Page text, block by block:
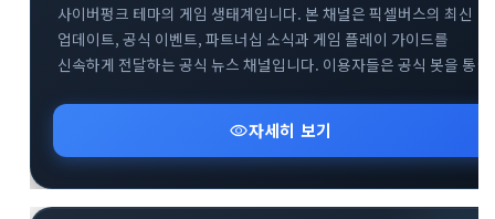
사이버펑크 테마의 게임 생태계입니다. 본 채널은 픽셀버스의 최신
업데이트, 공식 이벤트, 파트너십 소식과 게임 플레이 가이드를
신속하게 전달하는 공식 뉴스 채널입니다. 이용자들은 공식 봇을 통한
통해 프로젝트의 성장 과정을 실시간으로 확인할 수 있습니다.
블록체인 기반의 플레이 투 언 트렌드와 텔레그램 생태계의 결합을
경험하고자 하는 사용자에게 필수적인 정보를 제공합니다.
visibility자세히 보기